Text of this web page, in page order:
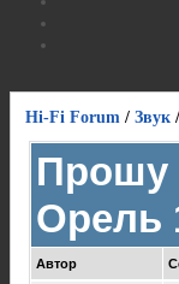
Hi-Fi Forum / Звук /
Прошу
Орель
Автор